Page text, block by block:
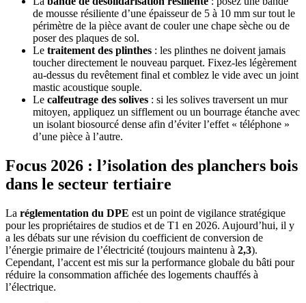
de mousse résiliente d’une épaisseur de 5 à 10 mm sur tout le
périmètre de la pièce avant de couler une chape sèche ou de
poser des plaques de sol.
Le traitement des plinthes : les plinthes ne doivent jamais
toucher directement le nouveau parquet. Fixez-les légèrement
au-dessus du revêtement final et comblez le vide avec un joint
mastic acoustique souple.
Le calfeutrage des solives : si les solives traversent un mur
mitoyen, appliquez un sifflement ou un bourrage étanche avec
un isolant biosourcé dense afin d’éviter l’effet « téléphone »
d’une pièce à l’autre.
Focus 2026 : l’isolation des planchers bois
dans le secteur tertiaire
La réglementation du DPE est un point de vigilance stratégique
pour les propriétaires de studios et de T1 en 2026. Aujourd’hui, il y
a les débats sur une révision du coefficient de conversion de
l’énergie primaire de l’électricité (toujours maintenu à 2,3).
Cependant, l’accent est mis sur la performance globale du bâti pour
réduire la consommation affichée des logements chauffés à
l’électrique.